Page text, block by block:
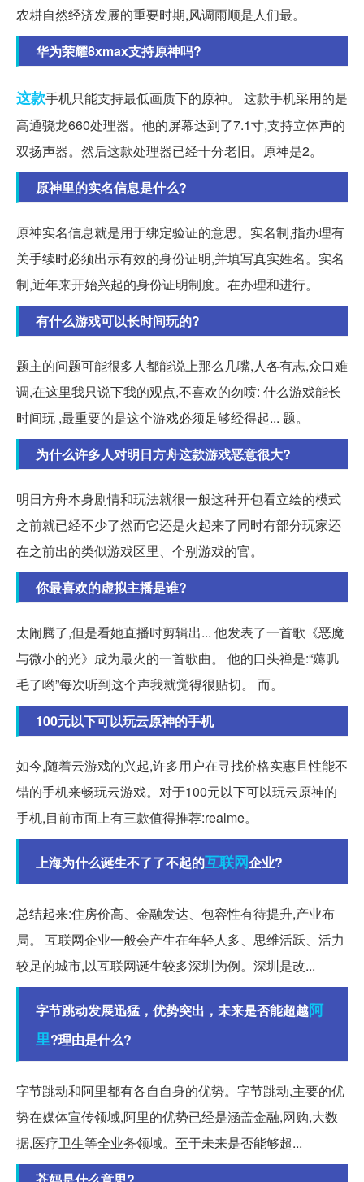
农耕自然经济发展的重要时期,风调雨顺是人们最。
华为荣耀8xmax支持原神吗?
这款手机只能支持最低画质下的原神。 这款手机采用的是
高通骁龙660处理器。他的屏幕达到了7.1寸,支持立体声的
双扬声器。然后这款处理器已经十分老旧。原神是2。
原神里的实名信息是什么?
原神实名信息就是用于绑定验证的意思。实名制,指办理有
关手续时必须出示有效的身份证明,并填写真实姓名。实名
制,近年来开始兴起的身份证明制度。在办理和进行。
有什么游戏可以长时间玩的?
题主的问题可能很多人都能说上那么几嘴,人各有志,众口难
调,在这里我只说下我的观点,不喜欢的勿喷: 什么游戏能长
时间玩 ,最重要的是这个游戏必须足够经得起... 题。
为什么许多人对明日方舟这款游戏恶意很大?
明日方舟本身剧情和玩法就很一般这种开包看立绘的模式
之前就已经不少了然而它还是火起来了同时有部分玩家还
在之前出的类似游戏区里、个别游戏的官。
你最喜欢的虚拟主播是谁?
太闹腾了,但是看她直播时剪辑出... 他发表了一首歌《恶魔
与微小的光》成为最火的一首歌曲。 他的口头禅是:“薅叽
毛了哟”每次听到这个声我就觉得很贴切。 而。
100元以下可以玩云原神的手机
如今,随着云游戏的兴起,许多用户在寻找价格实惠且性能不
错的手机来畅玩云游戏。对于100元以下可以玩云原神的
手机,目前市面上有三款值得推荐:realme。
上海为什么诞生不了了不起的互联网企业?
总结起来:住房价高、金融发达、包容性有待提升,产业布
局。 互联网企业一般会产生在年轻人多、思维活跃、活力
较足的城市,以互联网诞生较多深圳为例。深圳是改...
字节跳动发展迅猛，优势突出，未来是否能超越阿
里?理由是什么?
字节跳动和阿里都有各自自身的优势。字节跳动,主要的优
势在媒体宣传领域,阿里的优势已经是涵盖金融,网购,大数
据,医疗卫生等全业务领域。至于未来是否能够超...